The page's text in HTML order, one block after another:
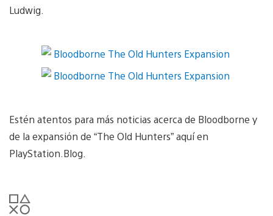
Ludwig.
Estén atentos para más noticias acerca de Bloodborne y
de la expansión de “The Old Hunters” aquí en
PlayStation.Blog.